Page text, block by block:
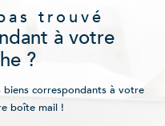
trouvé
à votre
?
biens correspondants à votre
boîte mail !